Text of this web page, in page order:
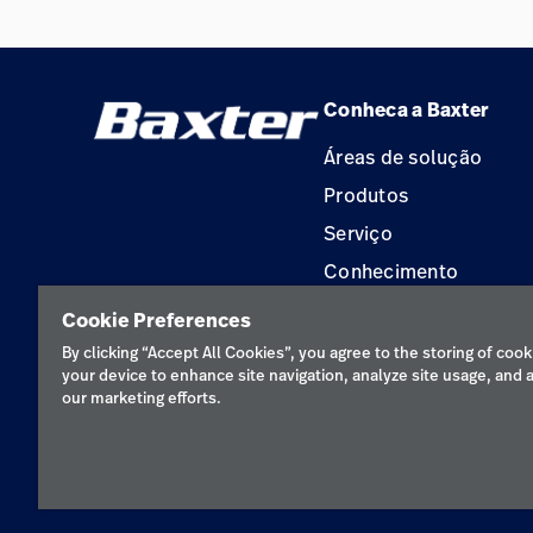
Conheca a Baxter
Áreas de solução
Produtos
Serviço
Conhecimento
Soluções de
Cookie Preferences
By clicking “Accept All Cookies”, you agree to the storing of
your device to enhance site navigation, analyze site usage, and
our marketing efforts.